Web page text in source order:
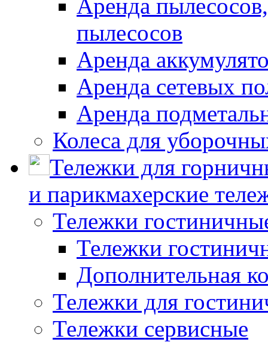
Аренда
пылесосов
Аренда
Аренда сетевых
Аренда
Колеса для
Тележки для
и парикмахерские
Тележки
Тележки
Дополнительная
Тележки для
Тележки сервисные